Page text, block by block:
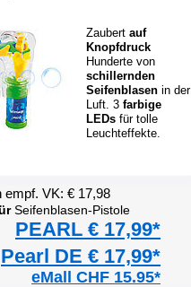
Zaubert auf
Knopfdruck
Hunderte von
schillernden
Seifenblasen in der
Luft. 3 farbige
LEDs für tolle
Leuchteffekte.
empf. VK: € 17,98
Seifenblasen-Pistole
PEARL € 17,99*
Pearl DE € 17,99*
eMall CHF 15.95*